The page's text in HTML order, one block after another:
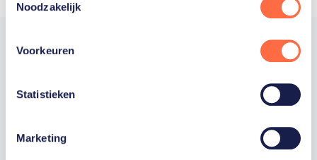
Noodzakelijk
Voorkeuren
Statistieken
Marketing
Trotse hoofdsponsor
Staatsloterij is trotse hoofdsponsor van